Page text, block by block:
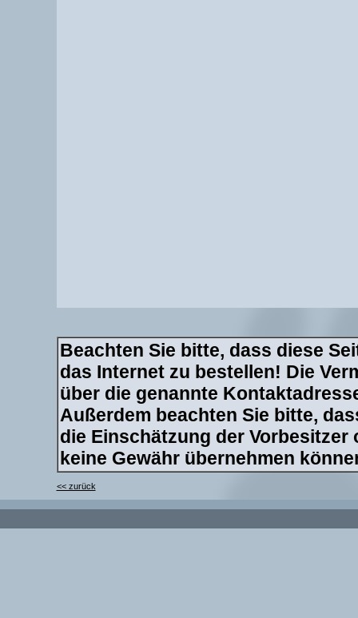
Beachten Sie bitte, dass diese
das Internet zu bestellen! Die
über die genannte
Außerdem beachten Sie bitte,
die Einschätzung der
keine Gewähr übernehmen
<< zurück